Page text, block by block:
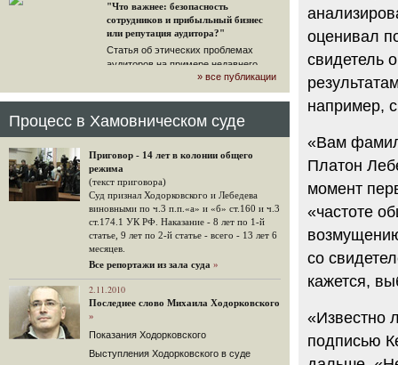
"Что важнее: безопасность
сотрудников и прибыльный бизнес
или репутация аудитора?"
Статья об этических проблемах
аудиторов на примере недавнего
громкого арбитражного решения по
ЮКОСу. (navalny.com)
15.08.2014
конфискационным санкциям со
стороны государства, оказались под
защитой арбитражного суда"
Швейцарская газета "Neue Zuercher
Zeitung" о гаагском судебном
решении.
48 комментариев
Не исключил
Владимир Путин допускает, что Россия может выйти из-
под юрисдикции ЕСПЧ.
88 комментариев
14.08.2014
» все публикации
Процесс в Хамовническом суде
Приговор - 14 лет в колонии общего
режима
(текст приговора)
Суд признал Ходорковского и Лебедева
виновными по ч.3 п.п.«а» и «б» ст.160 и ч.3
ст.174.1 УК РФ. Наказание - 8 лет по 1-й
статье, 9 лет по 2-й статье - всего - 13 лет 6
месяцев.
Все репортажи из зала суда »
2.11.2010
Последнее слово Михаила Ходорковского
»
Показания Ходорковского
Выступления Ходорковского в суде
оценивал
свидетель
например,
«Вам
Платон
момент
«частоте
со
кажется,
«Известно
подписью